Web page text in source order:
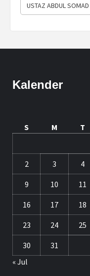
USTAZ ABDUL SOMAD
Kalender
S
M T
2 3 4
9 10 11
16 17 18
23 24 25
30
31
« Jul